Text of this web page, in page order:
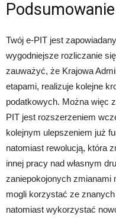
Twój e-PIT jest
wygodniejsze rozliczanie
zauważyć, że Krajowa
etapami, realizuje kolejne
podatkowych. Można więc
PIT jest rozszerzeniem
kolejnym ulepszeniem już
natomiast rewolucją, która
innej pracy nad własnym
zaniepokojonych zmianami
mogli korzystać ze
natomiast wykorzystać